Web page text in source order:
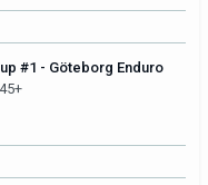
#1 - Göteborg Enduro